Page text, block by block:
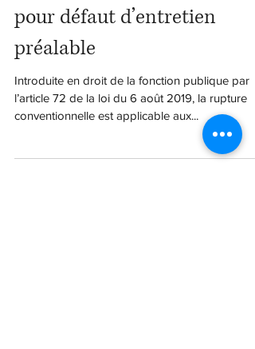
pour défaut d’entretien
préalable
Introduite en droit de la fonction publique par
l’article 72 de la loi du 6 août 2019, la rupture
conventionnelle est applicable aux...